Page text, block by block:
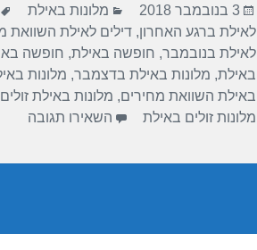
o
o
k
p
p
m
פורסם
בתאריך
3 בנובמבר 2018 קטגוריות
מלונות באילת
לאילת ברגע האחרון,דילים לאילת השוואת
לאילת בנובמבר, חופשה באילת, חופשה
באילת, מלונות באילת בדצמבר, מלונות
באילת השוואת מחירים, מלונות באילת זולים
מלונות זולים באילת
השאירו תגובה